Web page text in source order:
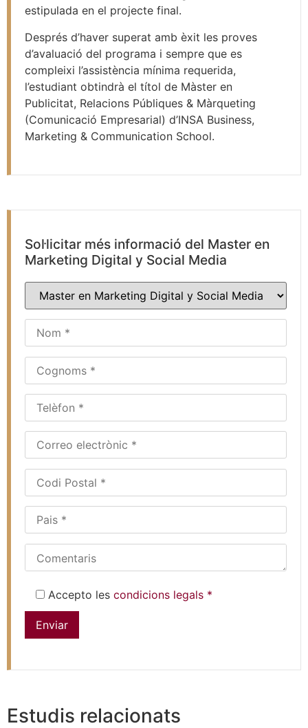
estipulada en el projecte final.
Després d’haver superat amb èxit les proves
d’avaluació del programa i sempre que es
compleixi l’assistència mínima requerida,
l’estudiant obtindrà el títol de Màster en
Publicitat, Relacions Públiques & Màrqueting
(Comunicació Empresarial) d’INSA Business,
Marketing & Communication School.
Sol·licitar més informació del Master en
Marketing Digital y Social Media
Accepto les condicions legals *
Estudis relacionats